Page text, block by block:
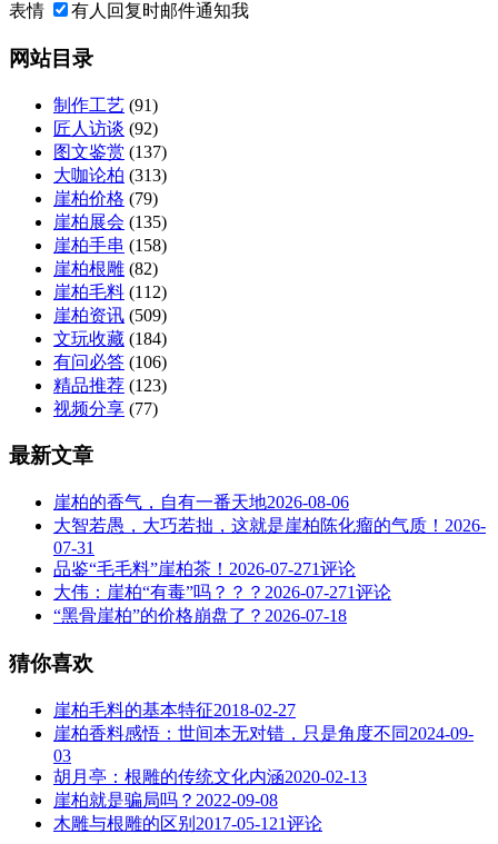
表情 有人回复时邮件通知我
网站目录
制作工艺 (91)
匠人访谈 (92)
图文鉴赏 (137)
大咖论柏 (313)
崖柏价格 (79)
崖柏展会 (135)
崖柏手串 (158)
崖柏根雕 (82)
崖柏毛料 (112)
崖柏资讯 (509)
文玩收藏 (184)
有问必答 (106)
精品推荐 (123)
视频分享 (77)
最新文章
崖柏的香气，自有一番天地2026-08-06
大智若愚，大巧若拙，这就是崖柏陈化瘤的气质！ 2026-
07-31
品鉴“毛毛料”崖柏茶！ 2026-07-271评论
大伟：崖柏“有毒”吗？？？ 2026-07-271评论
“黑骨崖柏”的价格崩盘了？ 2026-07-18
猜你喜欢
崖柏毛料的基本特征2018-02-27
崖柏香料感悟：世间本无对错，只是角度不同 2024-09-
03
胡月亭：根雕的传统文化内涵2020-02-13
崖柏就是骗局吗？ 2022-09-08
木雕与根雕的区别 2017-05-121评论